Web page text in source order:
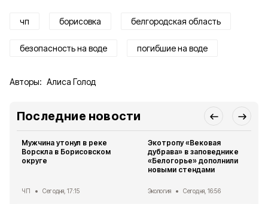
чп борисовка белгородская область
безопасность на воде погибшие на воде
Авторы: Алиса Голод
Последние новости
Мужчина утонул в реке
Ворскла в Борисовском
округе
ЧП Сегодня, 17:15
Экотропу «Вековая
дубрава» в заповеднике
«Белогорье» дополнили
новыми стендами
Экология Сегодня, 16:56